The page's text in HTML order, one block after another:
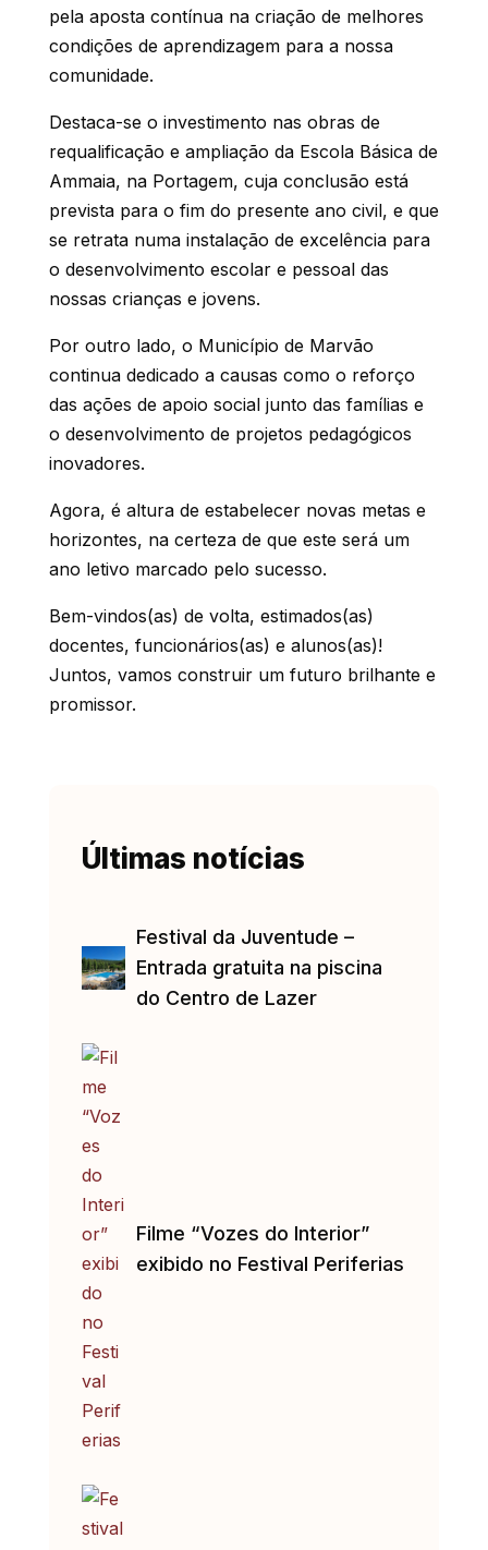
pela aposta contínua na criação de melhores
condições de aprendizagem para a nossa
comunidade.
Destaca-se o investimento nas obras de
requalificação e ampliação da Escola Básica de
Ammaia, na Portagem, cuja conclusão está
prevista para o fim do presente ano civil, e que
se retrata numa instalação de excelência para
o desenvolvimento escolar e pessoal das
nossas crianças e jovens.
Por outro lado, o Município de Marvão
continua dedicado a causas como o reforço
das ações de apoio social junto das famílias e
o desenvolvimento de projetos pedagógicos
inovadores.
Agora, é altura de estabelecer novas metas e
horizontes, na certeza de que este será um
ano letivo marcado pelo sucesso.
Bem-vindos(as) de volta, estimados(as)
docentes, funcionários(as) e alunos(as)!
Juntos, vamos construir um futuro brilhante e
promissor.
Últimas notícias
Festival da Juventude –
Entrada gratuita na piscina
do Centro de Lazer
Filme “Vozes do Interior”
exibido no Festival Periferias